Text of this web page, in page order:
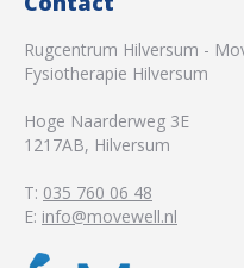
Rugcentrum Hilversum -
Fysiotherapie Hilversum
Hoge Naarderweg 3E
1217AB, Hilversum
T: 035 760 06 48
E: info@movewell.nl